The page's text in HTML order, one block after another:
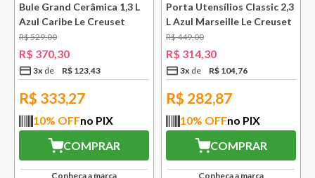
Bule Grand Cerâmica 1,3 L
Azul Caribe Le Creuset
R$529,00
R$ 370,30
3x R$ 123,43
R$ 333,27
10% OFFno PIX
COMPRAR
Conheça a marca
Porta Utensílios Classic 2,3
L Azul Marseille Le Creuset
R$449,00
R$ 314,30
3x R$ 104,76
R$ 282,87
10% OFFno PIX
COMPRAR
Conheça a marca